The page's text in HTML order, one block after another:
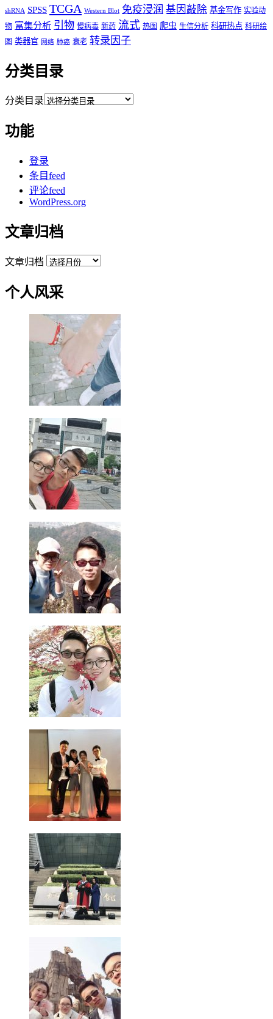
shRNA SPSS TCGA Western Blot 免疫浸润 基因敲除 基金写作 实验动
物 富集分析 引物 慢病毒 新药 流式 热图 爬虫 生信分析 科研热点 科研绘
图 类器官 网络 肺癌 衰老 转录因子
分类目录
分类目录
功能
登录
条目feed
评论feed
WordPress.org
文章归档
文章归档
个人风采